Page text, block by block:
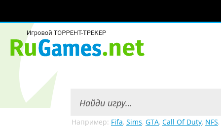
Например: Fifa, Sims, GTA, Call Of Duty, NFS,